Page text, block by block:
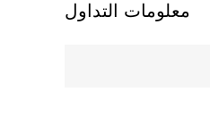
معلومات التداول